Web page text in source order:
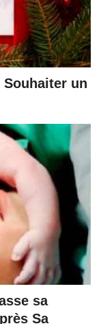
Souhaiter un
sa
Sa